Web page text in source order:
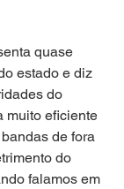
quase
estado e diz
do
muito eficiente
de fora
do
falamos em